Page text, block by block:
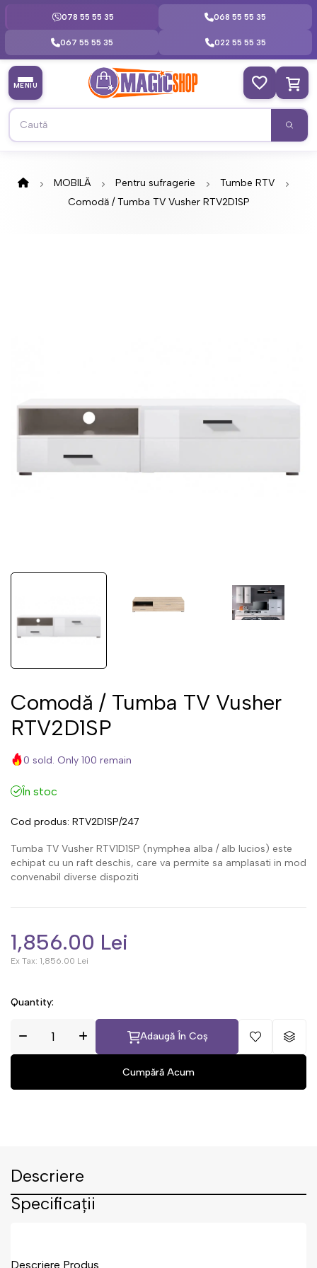
078 55 55 35 068 55 55 35
067 55 55 35 022 55 55 35
MENIU
MOBILĂ Pentru sufragerie
Tumbe RTV
Comodă / Tumba TV Vusher RTV2D1SP
Comodă / Tumba TV Vusher
RTV2D1SP
0 sold. Only 100 remain
În stoc
Cod produs: RTV2D1SP/247
Tumba TV Vusher RTV1D1SP (nymphea alba / alb lucios) este
echipat cu un raft deschis, care va permite sa amplasati in mod
convenabil diverse dispoziti
1,856.00 Lei
Ex Tax: 1,856.00 Lei
Quantity:
Adaugă În Coș
Descriere
Specificații
Descriere Produs